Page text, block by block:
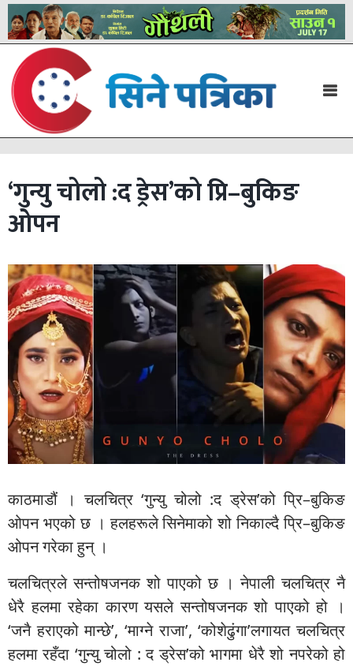
‘गुन्यु चोलो :द ड्रेस’को प्रि–बुकिङ
ओपन
काठमाडौं । चलचित्र ‘गुन्यु चोलो :द ड्रेस’को प्रि–बुकिङ
ओपन भएको छ । हलहरूले सिनेमाको शो निकाल्दै प्रि–बुकिङ
ओपन गरेका हुन् ।
चलचित्रले सन्तोषजनक शो पाएको छ । नेपाली चलचित्र नै
धेरै हलमा रहेका कारण यसले सन्तोषजनक शो पाएको हो ।
‘जनै हराएको मान्छे’, ‘माग्ने राजा’, ‘कोशेढुंगा’लगायत चलचित्र
हलमा रहँदा ‘गुन्यु चोलो : द ड्रेस’को भागमा धेरै शो नपरेको हो